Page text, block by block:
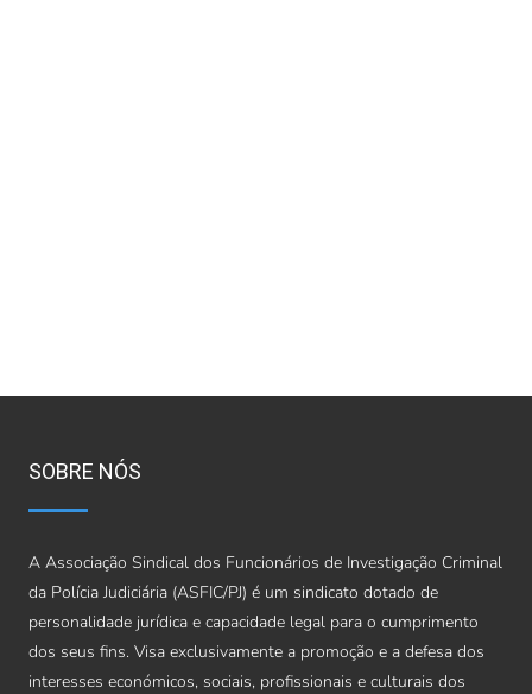
SOBRE NÓS
A Associação Sindical dos Funcionários de Investigação Criminal
da Polícia Judiciária (ASFIC/PJ) é um sindicato dotado de
personalidade jurídica e capacidade legal para o cumprimento
dos seus fins. Visa exclusivamente a promoção e a defesa dos
interesses económicos, sociais, profissionais e culturais dos